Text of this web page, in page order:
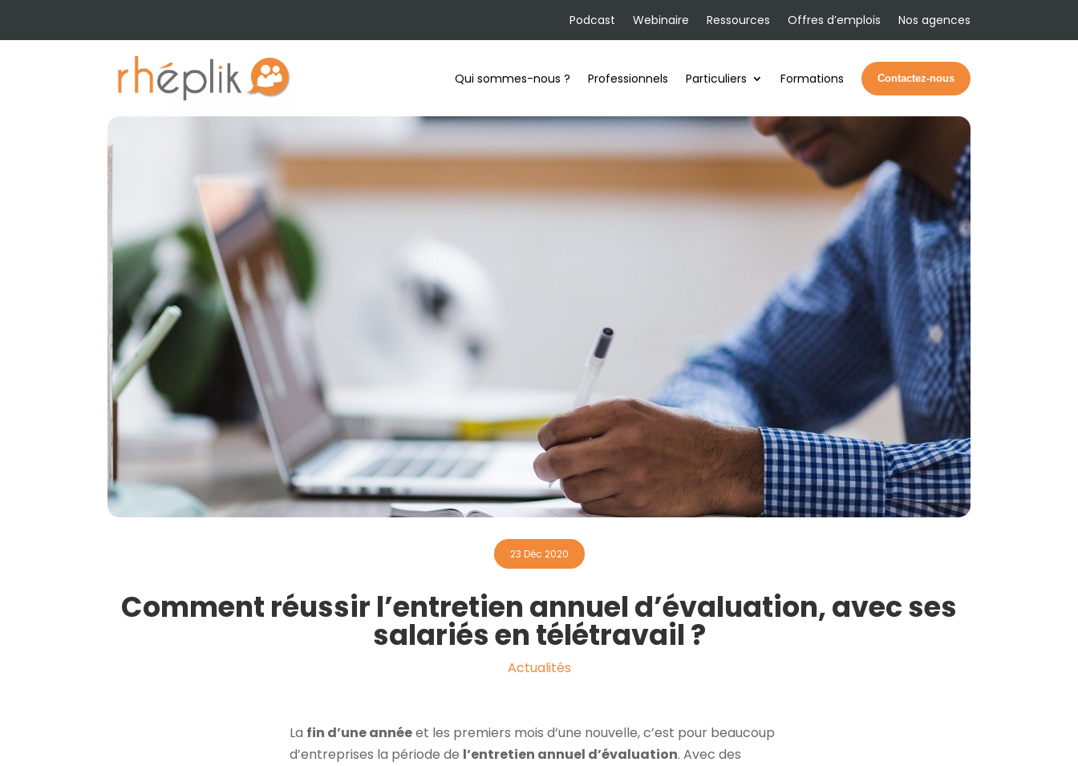
Podcast Webinaire Ressources Offres d’emplois Nos agences
Qui sommes-nous ? Professionnels Particuliers Formations Contactez-nous
23 Déc 2020
Comment réussir l’entretien annuel d’évaluation, avec ses
salariés en télétravail ?
Actualités
La fin d’une annéeet les premiers mois d’une nouvelle, c’est pour beaucoup
d’entreprises la période de l’entretien annuel d’évaluation. Avec des